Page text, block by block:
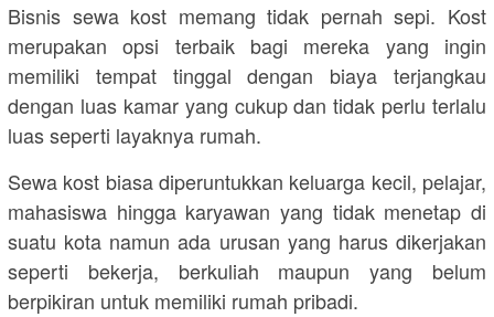
Bisnis sewa kost memang tidak pernah sepi. Kost
merupakan opsi terbaik bagi mereka yang ingin
memiliki tempat tinggal dengan biaya terjangkau
dengan luas kamar yang cukup dan tidak perlu terlalu
luas seperti layaknya rumah.
Sewa kost biasa diperuntukkan keluarga kecil, pelajar,
mahasiswa hingga karyawan yang tidak menetap di
suatu kota namun ada urusan yang harus dikerjakan
seperti bekerja, berkuliah maupun yang belum
berpikiran untuk memiliki rumah pribadi.